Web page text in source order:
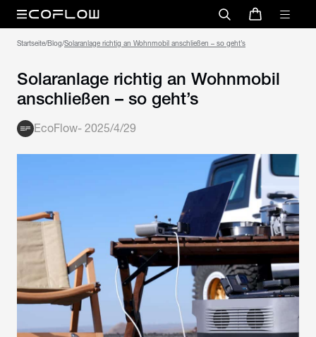
Startseite/Blog/Solaranlage richtig an Wohnmobil anschließen – so geht’s
Solaranlage richtig an Wohnmobil
anschließen – so geht’s
EcoFlow- 2025/4/29